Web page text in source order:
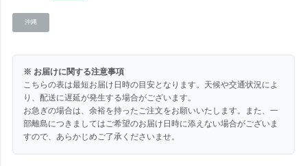
沖縄
※ お届けに関する注意事項
こちらの表は最短お届け日時の目安となります。天候や交通状況によ
り、配送に遅延が発生する場合がございます。
お急ぎの場合は、余裕を持ったご注文をお願いいたします。また、一
部離島につきましてはご希望のお届け日時に添えない場合がございま
すので、あらかじめご了承くださいませ。